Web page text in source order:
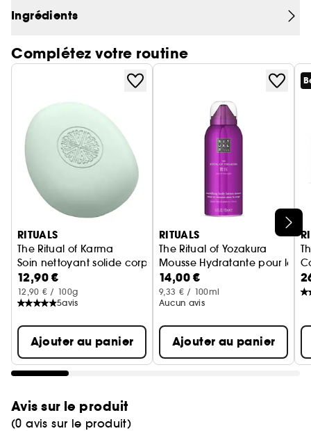
Ingrédients
Complétez votre routine
Ignorer le carrousel produits
RITUALS
The Ritual of Karma
Soin nettoyant solide corps et cheveux
12,90 €
12,90 € / 100g
5avis
Ajouter au panier
RITUALS
The Ritual of Yozakura
Mousse Hydratante pour le
14,00 €
9,33 € / 100ml
Aucun avis
Ajouter au panier
Avis sur le produit
(0 avis sur le produit)